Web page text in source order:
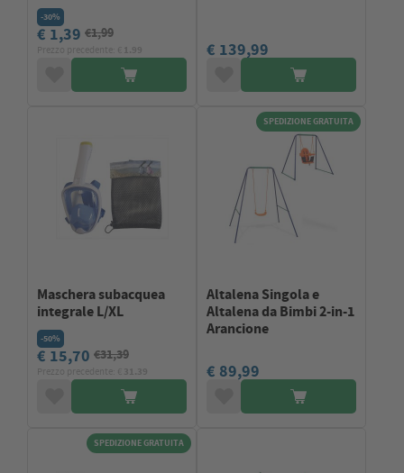
-30%
€ 1,39 €1,99
€ 139,99
Maschera subacquea
integrale L/XL
-50%
€ 15,70 €31,39
SPEDIZIONE GRATUITA
Altalena Singola e
Altalena da Bimbi 2-in-1
Arancione
€ 89,99
SPEDIZIONE GRATUITA